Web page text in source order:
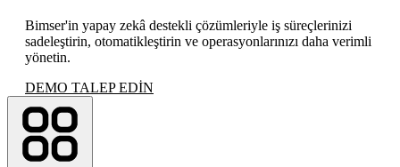
Bimser'in yapay zekâ destekli çözümleriyle iş süreçlerinizi
sadeleştirin, otomatikleştirin ve operasyonlarınızı daha verimli
yönetin.
DEMO TALEP EDİN